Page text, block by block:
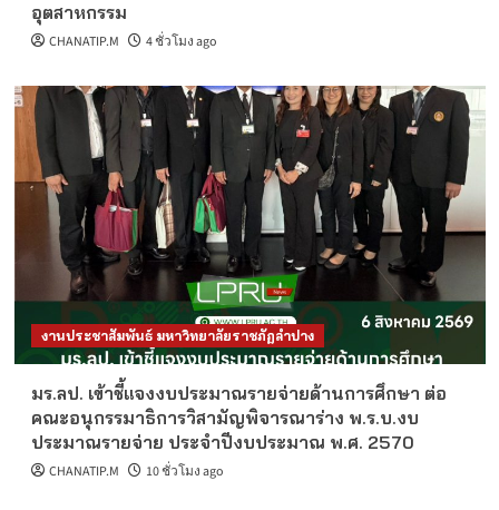
อุตสาหกรรม
CHANATIP.M 4 ชั่วโมง ago
งานประชาสัมพันธ์ มหาวิทยาลัยราชภัฏลำปาง
มร.ลป. เข้าชี้แจงงบประมาณรายจ่ายด้านการศึกษา ต่อ
คณะอนุกรรมาธิการวิสามัญพิจารณาร่าง พ.ร.บ.งบ
ประมาณรายจ่าย ประจำปีงบประมาณ พ.ศ. 2570
CHANATIP.M 10 ชั่วโมง ago